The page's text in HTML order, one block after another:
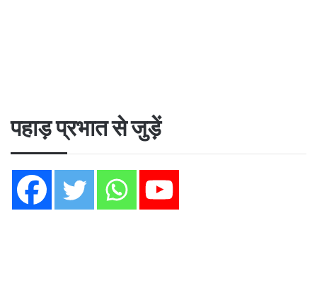
पहाड़ प्रभात से जुड़ें